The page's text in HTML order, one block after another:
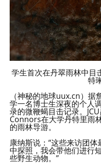
学生首次在丹翠雨林中目
特
（神秘的地球uux.cn）
学一名博士生深夜的个人
录的微鞭蝎目击记录。
Connors在大学丹特里雨
的雨林导游。
康纳斯说：“这些来访团
中探照，我会带他们进行
些野生动物。”